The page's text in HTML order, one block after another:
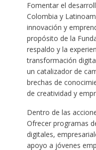
Fomentar el
Colombia y
innovación y
propósito de la
respaldo y la
transformación
un catalizador de
brechas de
de creatividad y
Dentro de las
Ofrecer programas
digitales,
apoyo a jóvenes